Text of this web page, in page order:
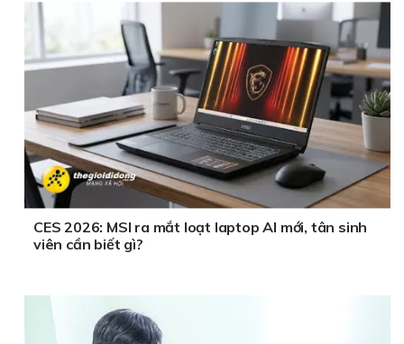
CES 2026: MSI ra mắt loạt laptop AI mới, tân sinh
viên cần biết gì?